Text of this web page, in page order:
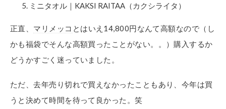
ミニタオル｜KAKSI RAITAA（カクシライタ）
正直、 マリメッコ とはいえ14,800円なんて高額なので（し
かも福袋でそんな高額買ったことがない。。）購入するか
どうかすごく迷っていました。
ただ、去年売り切れで買えなかったこともあり、今年は買
うと決めて時間を待って良かった。笑